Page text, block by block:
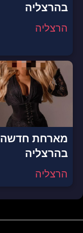
בהרצליה
הרצליה
מארחת חדשה
בהרצליה
הרצליה